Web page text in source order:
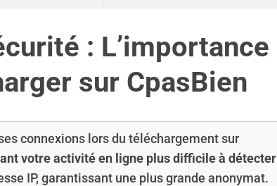
: L’importance
sur CpasBien
connexions lors du téléchargement sur
votre activité en ligne plus difficile à détecter
IP, garantissant une plus grande anonymat.